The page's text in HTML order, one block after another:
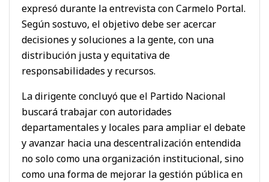
expresó durante la entrevista con Carmelo Portal.
Según sostuvo, el objetivo debe ser acercar
decisiones y soluciones a la gente, con una
distribución justa y equitativa de
responsabilidades y recursos.
La dirigente concluyó que el Partido Nacional
buscará trabajar con autoridades
departamentales y locales para ampliar el debate
y avanzar hacia una descentralización entendida
no solo como una organización institucional, sino
como una forma de mejorar la gestión pública en